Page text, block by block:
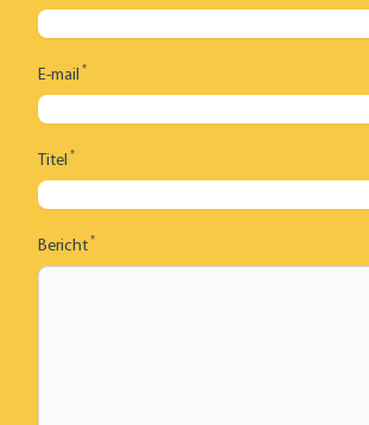
E-mail *
Titel *
Bericht*